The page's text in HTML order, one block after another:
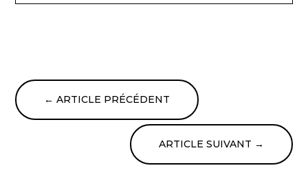
←ARTICLE PRÉCÉDENT
ARTICLE SUIVANT →